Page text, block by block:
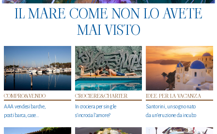
IL MARE COME NON LO AVETE
MAI VISTO
COMPRO&VENDO
AAA vendesi barche,
posti barca, case…
CROCIERE&CHARTER
In crociera per single
s'incrocia l’amore?
IDEE PER LA VACANZA
Santorini, un sogno nato
da un’eruzione da incubo